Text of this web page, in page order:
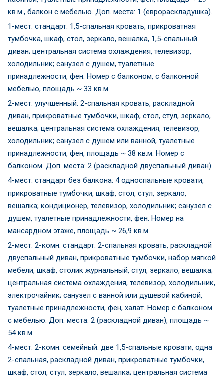
кв.м., балкон с мебелью. Доп. места: 1 (еврораскладушка).
1-мест. стандарт: 1,5-спальная кровать, прикроватная
тумбочка, шкаф, стол, зеркало, вешалка, 1,5-спальный
диван; центральная система охлаждения, телевизор,
холодильник; санузел с душем, туалетные
принадлежности, фен. Номер с балконом, с балконной
мебелью, площадь ~ 33 кв.м.
2-мест. улучшенный: 2-спальная кровать, раскладной
диван, прикроватные тумбочки, шкаф, стол, стул, зеркало,
вешалка; центральная система охлаждения, телевизор,
холодильник; санузел с душем или ванной, туалетные
принадлежности, фен, площадь ~ 38 кв.м. Номер с
балконом. Доп. места: 2 (раскладной двуспальный диван).
4-мест. стандарт без балкона: 4 односпальные кровати,
прикроватные тумбочки, шкаф, стол, стул, зеркало,
вешалка; кондиционер, телевизор, холодильник; санузел с
душем, туалетные принадлежности, фен. Номер на
мансардном этаже, площадь ~ 26,9 кв.м.
2-мест. 2-комн. стандарт: 2-спальная кровать, раскладной
двуспальный диван, прикроватные тумбочки, набор мягкой
мебели, шкаф, столик журнальный, стул, зеркало, вешалка;
центральная система охлаждения, телевизор, холодильник,
электрочайник; санузел с ванной или душевой кабиной,
туалетные принадлежности, фен, халат. Номер с балконом
с мебелью. Доп. места: 2 (раскладной диван), площадь ~
54 кв.м.
4-мест. 2-комн. семейный: две 1,5-спальные кровати, одна
2-спальная, раскладной диван, прикроватные тумбочки,
шкаф, стол, стул, зеркало, вешалка; центральная система